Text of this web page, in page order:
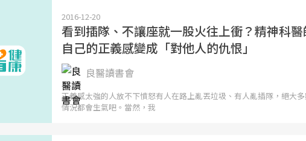
2016-12-20
看到插隊、不讓座就一股火往上衝？精神科
自己的正義感變成「對他人的仇恨」
良醫讀書會
正義感太強的人放不下憤怒有人在路上亂丟垃圾、有人亂插隊，絕大
情況都會生氣吧。當然，我
面對超高齡社會的浪潮，台
向「健康照護」的新時代。
心議題。然而，健檢不只是
2025年，就到
康新生活」，